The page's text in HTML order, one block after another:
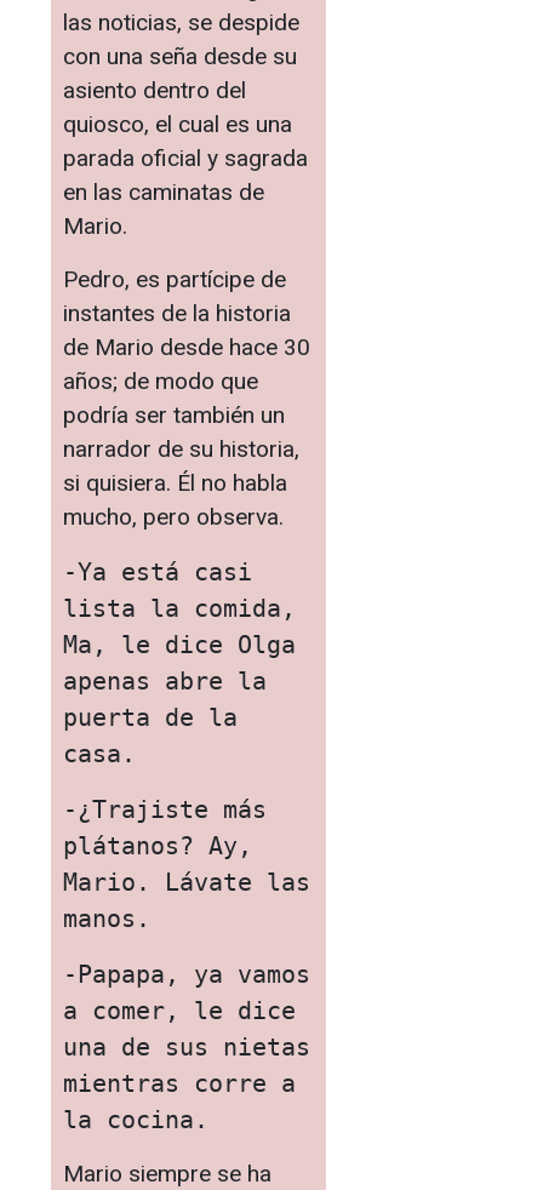
las noticias, se despide
con una seña desde su
asiento dentro del
quiosco, el cual es una
parada oficial y sagrada
en las caminatas de
Mario.
Pedro, es partícipe de
instantes de la historia
de Mario desde hace 30
años; de modo que
podría ser también un
narrador de su historia,
si quisiera. Él no habla
mucho, pero observa.
-Ya está casi
lista la comida,
Ma, le dice Olga
apenas abre la
puerta de la
casa.
-¿Trajiste más
plátanos? Ay,
Mario. Lávate las
manos.
-Papapa, ya vamos
a comer, le dice
una de sus nietas
mientras corre a
la cocina.
Mario siempre se ha